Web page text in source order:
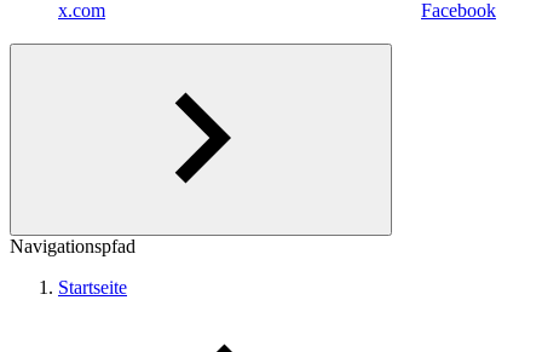
x.com Facebook
Navigationspfad
Startseite